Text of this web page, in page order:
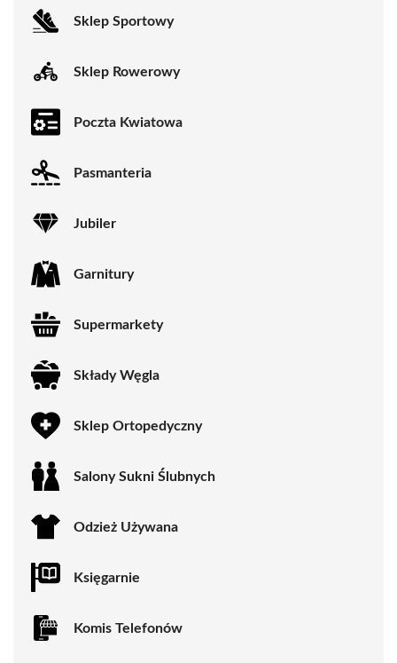
Sklep Sportowy
Sklep Rowerowy
Poczta Kwiatowa
Pasmanteria
Jubiler
Garnitury
Supermarkety
Składy Węgla
Sklep Ortopedyczny
Salony Sukni Ślubnych
Odzież Używana
Księgarnie
Komis Telefonów